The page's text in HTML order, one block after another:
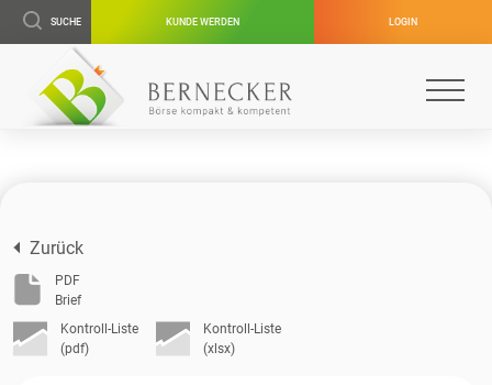
SUCHE KUNDE WERDEN LOGIN
Zurück
Kontroll-Liste
(pdf)
Kontroll-Liste
(xlsx)
PDF
Brief